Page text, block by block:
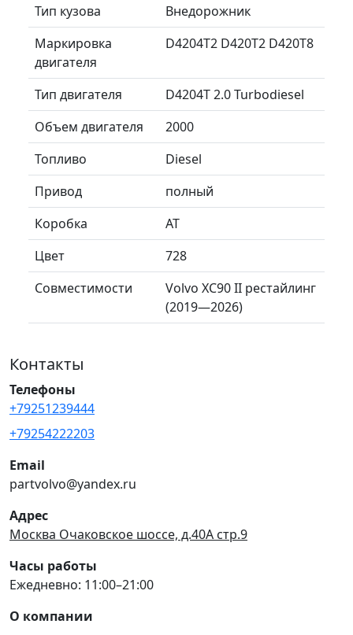
Тип кузова
Внедорожник
Маркировка
двигателя
D4204T2 D420T2 D420T8
Тип двигателя
D4204T 2.0 Turbodiesel
Объем двигателя
2000
Топливо
Diesel
Привод
полный
Коробка
AT
Цвет
728
Совместимости
Volvo XC90 II рестайлинг
(2019—2026)
Контакты
Телефоны
+79251239444
+79254222203
Email
partvolvo@yandex.ru
Адрес
Москва Очаковское шоссе, д.40А стр.9
Часы работы
Ежедневно: 11:00–21:00
О компании